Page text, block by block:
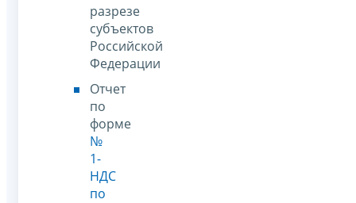
разрезе
субъектов
Российской
Федерации
Отчет
по
форме
№
1-
НДС
по